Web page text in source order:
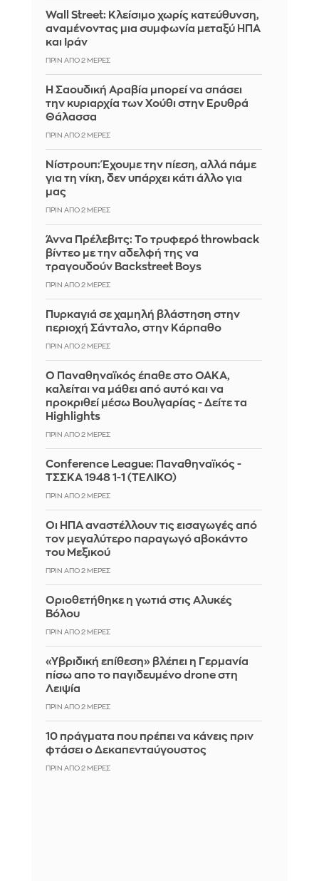
Wall Street: Κλείσιμο χωρίς κατεύθυνση,
αναμένοντας μια συμφωνία μεταξύ ΗΠΑ
και Ιράν
ΠΡΙΝ ΑΠΌ 2 ΜΈΡΕΣ
Η Σαουδική Αραβία μπορεί να σπάσει
την κυριαρχία των Χούθι στην Ερυθρά
Θάλασσα
ΠΡΙΝ ΑΠΌ 2 ΜΈΡΕΣ
Νίστρουπ: Έχουμε την πίεση, αλλά πάμε
για τη νίκη, δεν υπάρχει κάτι άλλο για
μας
ΠΡΙΝ ΑΠΌ 2 ΜΈΡΕΣ
Άννα Πρέλεβιτς: Το τρυφερό throwback
βίντεο με την αδελφή της να
τραγουδούν Backstreet Boys
ΠΡΙΝ ΑΠΌ 2 ΜΈΡΕΣ
Πυρκαγιά σε χαμηλή βλάστηση στην
περιοχή Σάνταλο, στην Κάρπαθο
ΠΡΙΝ ΑΠΌ 2 ΜΈΡΕΣ
Ο Παναθηναϊκός έπαθε στο ΟΑΚΑ,
καλείται να μάθει από αυτό και να
προκριθεί μέσω Βουλγαρίας - Δείτε τα
Highlights
ΠΡΙΝ ΑΠΌ 2 ΜΈΡΕΣ
Conference League: Παναθηναϊκός -
ΤΣΣΚΑ 1948 1-1 (ΤΕΛΙΚΟ)
ΠΡΙΝ ΑΠΌ 2 ΜΈΡΕΣ
Οι ΗΠΑ αναστέλλουν τις εισαγωγές από
τον μεγαλύτερο παραγωγό αβοκάντο
του Μεξικού
ΠΡΙΝ ΑΠΌ 2 ΜΈΡΕΣ
Οριοθετήθηκε η γωτιά στις Αλυκές
Βόλου
ΠΡΙΝ ΑΠΌ 2 ΜΈΡΕΣ
«Υβριδική επίθεση» βλέπει η Γερμανία
πίσω απο το παγιδευμένο drone στη
Λειψία
ΠΡΙΝ ΑΠΌ 2 ΜΈΡΕΣ
10 πράγματα που πρέπει να κάνεις πριν
φτάσει ο Δεκαπενταύγουστος
ΠΡΙΝ ΑΠΌ 2 ΜΈΡΕΣ